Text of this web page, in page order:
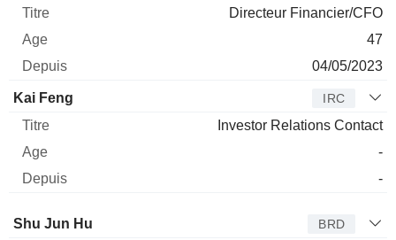
Directeur Financier/CFO
47
04/05/2023
Kai Feng IRC
Investor Relations Contact
-
-
Administrateur
Shu Jun Hu BRD